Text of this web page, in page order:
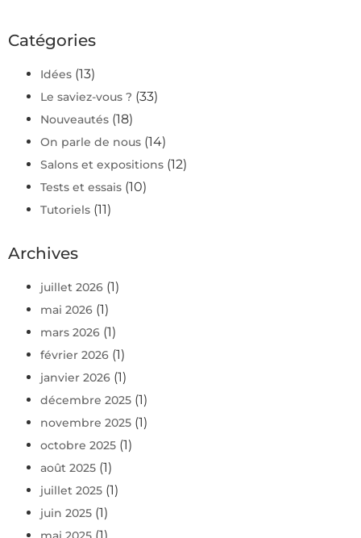
Catégories
Idées (13)
Le saviez-vous ? (33)
Nouveautés (18)
On parle de nous (14)
Salons et expositions (12)
Tests et essais (10)
Tutoriels (11)
Archives
juillet 2026 (1)
mai 2026 (1)
mars 2026 (1)
février 2026 (1)
janvier 2026 (1)
décembre 2025 (1)
novembre 2025 (1)
octobre 2025 (1)
août 2025 (1)
juillet 2025 (1)
juin 2025 (1)